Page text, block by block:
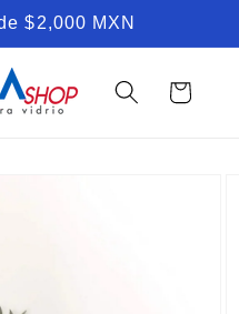
$2,000 MXN
Carrito